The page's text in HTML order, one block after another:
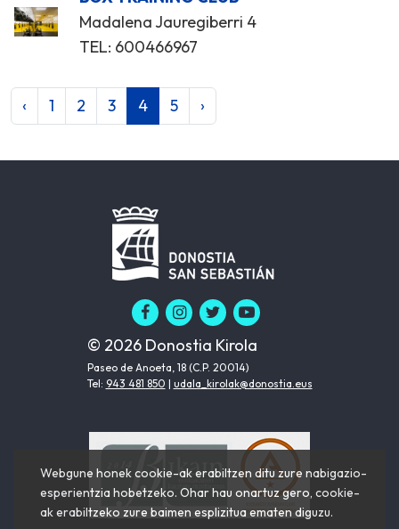
Madalena Jauregiberri 4
TEL: 600466967
‹ 1 2 3 4 5 ›
© 2026 Donostia Kirola
Paseo de Anoeta, 18 (C.P. 20014)
Tel: 943 481 850 | udala_kirolak@donostia.eus
Webgune honek cookie-ak erabiltzen ditu zure nabigazio-
esperientzia hobetzeko. Ohar hau onartuz gero, cookie-
ak erabiltzeko zure baimen esplizitua ematen diguzu.